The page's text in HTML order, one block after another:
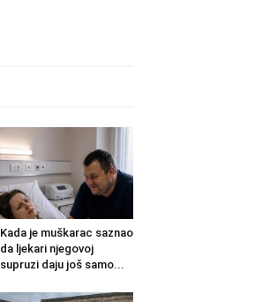
Kada je muškarac saznao
da ljekari njegovoj
supruzi daju još samo...